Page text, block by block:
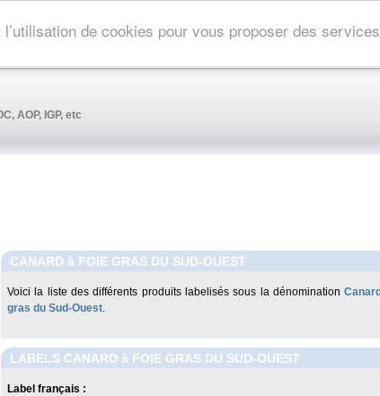
de cookies pour vous proposer des
AOP, IGP, etc
CANARD à FOIE GRAS DU SUD-OUEST
Voici la liste des différents produits labelisés sous la dénomination
gras du Sud-Ouest.
LABELS CANARD à FOIE GRAS DU SUD-OUEST
Label français :